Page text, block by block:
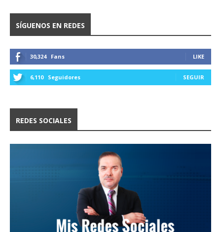
SÍGUENOS EN REDES
30,324 Fans LIKE
6,110 Seguidores SEGUIR
REDES SOCIALES